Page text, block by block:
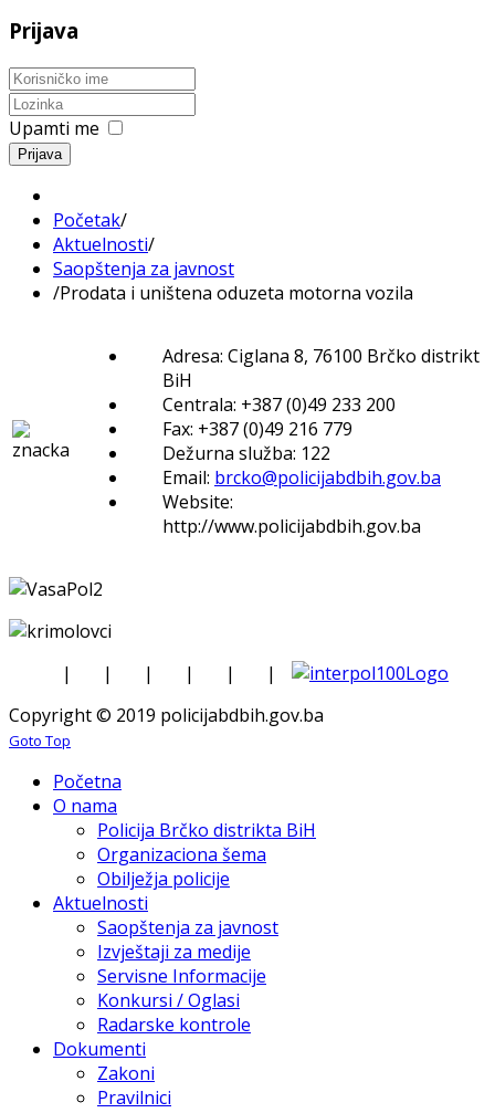
Prijava
Upamti me
Prijava
Početak/
Aktuelnosti/
Saopštenja za javnost
/Prodata i uništena oduzeta motorna vozila
Adresa: Ciglana 8, 76100 Brčko distrikt
BiH
Centrala: +387 (0)49 233 200
Fax: +387 (0)49 216 779
Dežurna služba: 122
Email: brcko@policijabdbih.gov.ba
Website:
http://www.policijabdbih.gov.ba
| | | | |
|
Copyright © 2019 policijabdbih.gov.ba
Goto Top
Početna
O nama
Policija Brčko distrikta BiH
Organizaciona šema
Obilježja policije
Aktuelnosti
Saopštenja za javnost
Izvještaji za medije
Servisne Informacije
Konkursi / Oglasi
Radarske kontrole
Dokumenti
Zakoni
Pravilnici